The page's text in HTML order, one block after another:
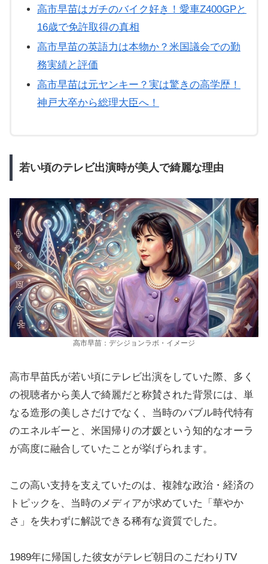
高市早苗はガチのバイク好き！愛車Z400GPと
16歳で免許取得の真相
高市早苗の英語力は本物か？米国議会での勤
務実績と評価
高市早苗は元ヤンキー？実は驚きの高学歴！
神戸大卒から総理大臣へ！
若い頃のテレビ出演時が美人で綺麗な理由
高市早苗：デシジョンラボ・イメージ
高市早苗氏が若い頃にテレビ出演をしていた際、多く
の視聴者から美人で綺麗だと称賛された背景には、単
なる造形の美しさだけでなく、当時のバブル時代特有
のエネルギーと、米国帰りの才媛という知的なオーラ
が高度に融合していたことが挙げられます。
この高い支持を支えていたのは、複雑な政治・経済の
トピックを、当時のメディアが求めていた「華やか
さ」を失わずに解説できる稀有な資質でした。
1989年に帰国した彼女がテレビ朝日のこだわりTV